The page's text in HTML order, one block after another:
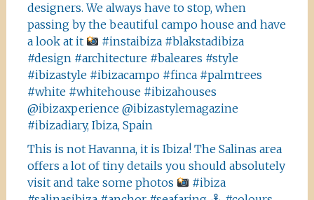
designers. We always have to stop, when
passing by the beautiful campo house and have
a look at it
#instaibiza #blakstadibiza
#design #architecture #baleares #style
#ibizastyle #ibizacampo #finca #palmtrees
#white #whitehouse #ibizahouses
@ibizaxperience @ibizastylemagazine
#ibizadiary, Ibiza, Spain
This is not Havanna, it is Ibiza! The Salinas area
offers a lot of tiny details you should absolutely
visit and take some photos
#ibiza